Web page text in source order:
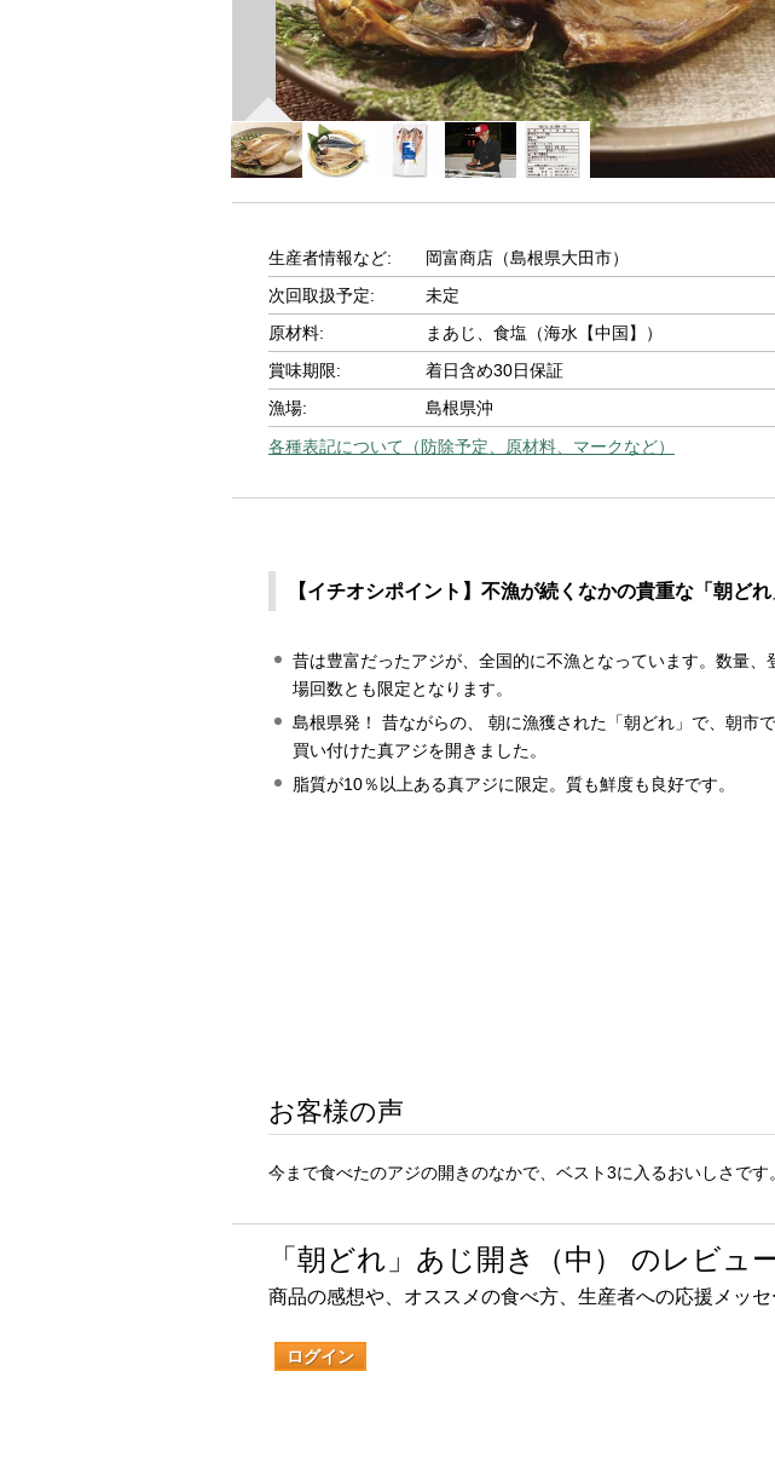
生産者情報など:
岡富商店（島根県大田市）
次回取扱予定:
未定
原材料:
まあじ、食塩（海水【中国】）
賞味期限:
着日含め30日保証
漁場:
島根県沖
各種表記について（防除予定、原材料、マークなど）
【イチオシポイント】不漁が続くなかの貴重な「朝ど
昔は豊富だったアジが、全国的に不漁となっています。数量、
場回数とも限定となります。
島根県発！ 昔ながらの、 朝に漁獲された「朝どれ」で、朝市で
買い付けた真アジを開きました。
脂質が10％以上ある真アジに限定。質も鮮度も良好です。
お客様の声
今まで食べたのアジの開きのなかで、ベスト3に入るおいしさです
「朝どれ」あじ開き（中） のレビュ
商品の感想や、オススメの食べ方、生産者への応援メッセ
ログイン